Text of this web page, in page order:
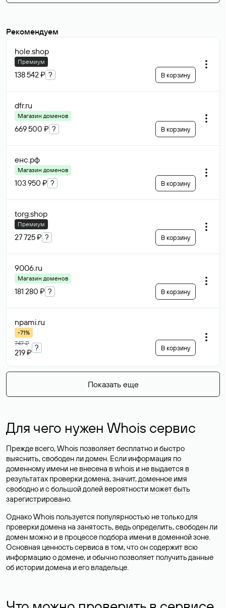
Рекомендуем
hole.shop
Премиум
138 542 ₽ ? В корзину
dfr.ru
Магазин доменов
669 500 ₽ ? В корзину
енс.рф
Магазин доменов
103 950 ₽ ? В корзину
torg.shop
Премиум
27 725 ₽ ? В корзину
9006.ru
Магазин доменов
181 280 ₽ ? В корзину
npami.ru
-71%
747 ₽
219 ₽
? В корзину
Показать еще
Для чего нужен Whois сервис
Прежде всего, Whois позволяет бесплатно и быстро
выяснить, свободен ли домен. Если информация по
доменному имени не внесена в whois и не выдается в
результатах проверки домена, значит, доменное имя
свободно и с большой долей вероятности может быть
зарегистрировано.
Однако Whois пользуется популярностью не только для
проверки домена на занятость, ведь определить, свободен ли
домен можно и в процессе подбора имени в доменной зоне.
Основная ценность сервиса в том, что он содержит всю
информацию о домене, и обычно позволяет получить данные
об истории домена и его владельце.